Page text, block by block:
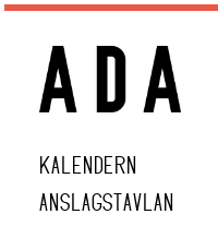
KALENDERN
ANSLAGSTAVLAN